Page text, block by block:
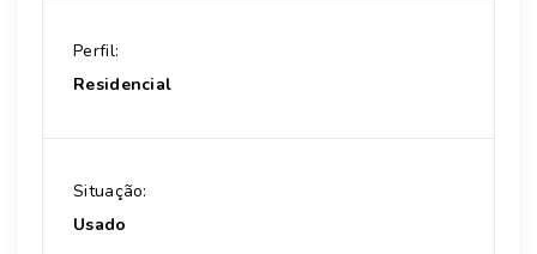
Perfil:
Residencial
Situação:
Usado